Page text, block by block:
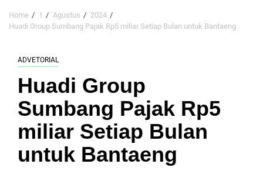
Home 1 Agustus
2024
Huadi Group Sumbang Pajak Rp5 miliar Setiap Bulan untuk Bantaeng
ADVETORIAL
Huadi Group
Sumbang Pajak Rp5
miliar Setiap Bulan
untuk Bantaeng